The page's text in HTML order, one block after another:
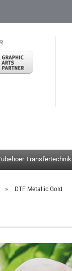
Transfertechnik
» DTF Metallic Gold